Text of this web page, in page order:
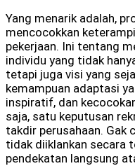
Yang menarik adalah,
mencocokkan
pekerjaan. Ini tentang
individu yang tidak
tetapi juga visi yang
kemampuan adaptasi
inspiratif, dan
saja, satu keputusan
takdir perusahaan. Gak
tidak diiklankan secara
pendekatan langsung